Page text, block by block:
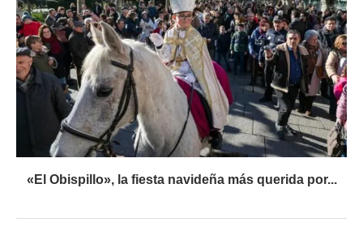
«El Obispillo», la fiesta navideña más querida por...